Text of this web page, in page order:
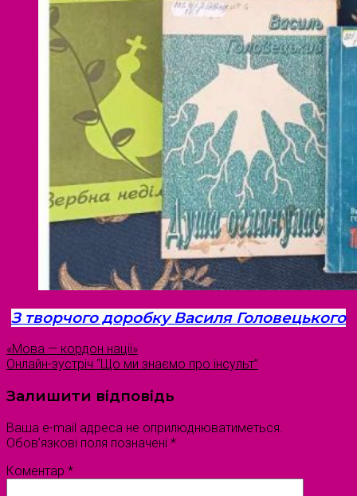
З творчого доробку Василя Головецького
«Мова — кордон нації»
Онлайн-зустріч “Що ми знаємо про інсульт”
Залишити відповідь
Ваша e-mail адреса не оприлюднюватиметься.
Обов’язкові поля позначені *
Коментар *